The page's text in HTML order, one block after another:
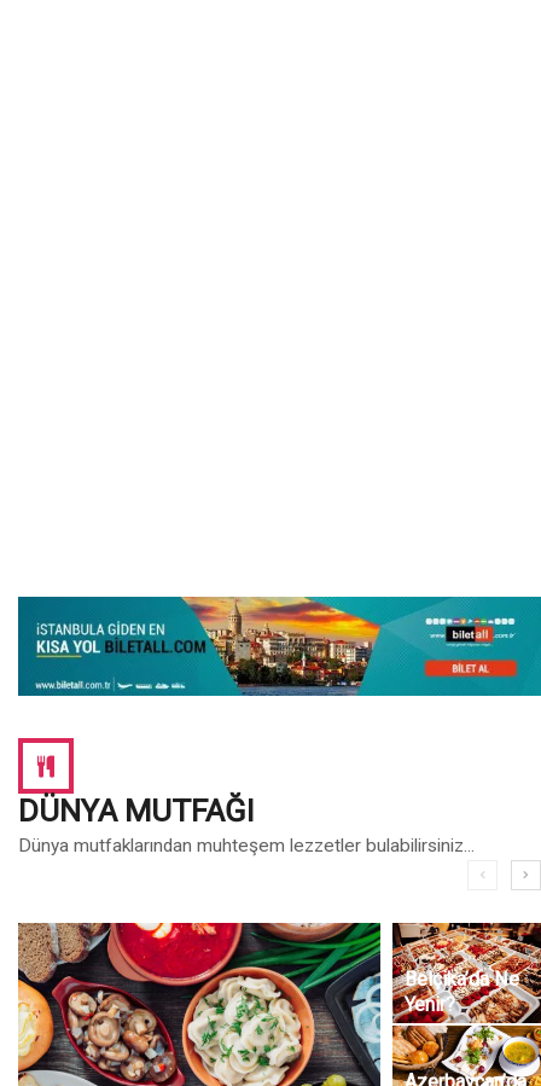
DÜNYA MUTFAĞI
Dünya mutfaklarından muhteşem lezzetler bulabilirsiniz...
Belçika’da Ne
Yenir?